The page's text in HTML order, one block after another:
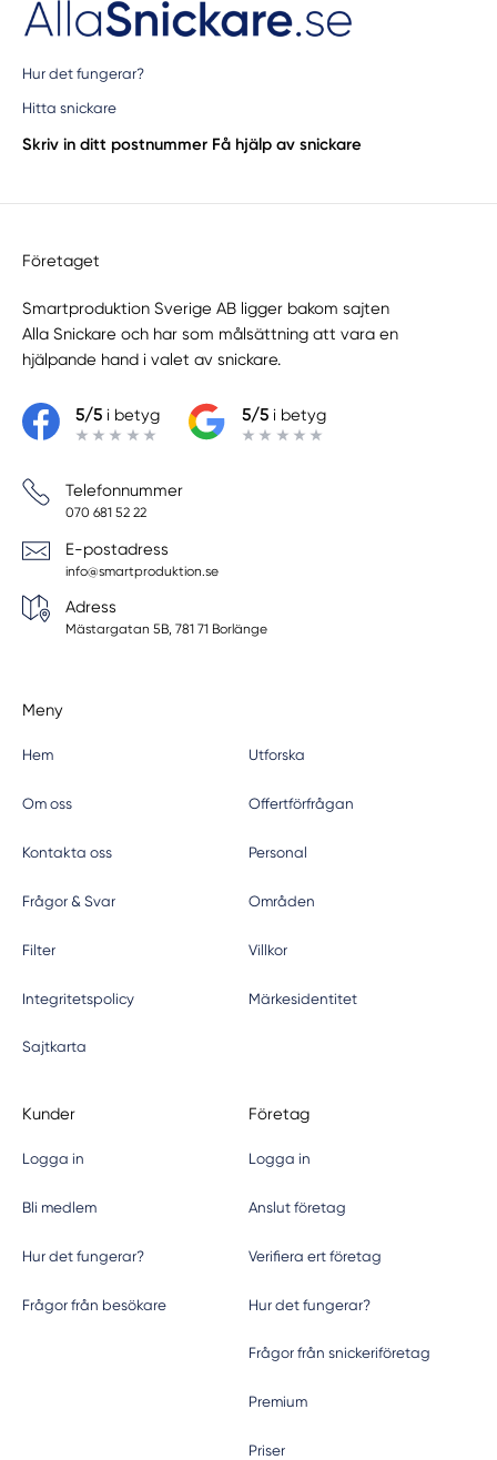
Hur det fungerar?
Hitta snickare
Skriv in ditt postnummer Få hjälp av snickare
Företaget
Smartproduktion Sverige AB ligger bakom sajten
Alla Snickare och har som målsättning att vara en
hjälpande hand i valet av snickare.
5/5i betyg 5/5i betyg
Telefonnummer
070 681 52 22
E-postadress
info@smartproduktion.se
Adress
Mästargatan 5B, 781 71 Borlänge
Meny
Hem Utforska
Om oss Offertförfrågan
Kontakta oss Personal
Frågor & Svar Områden
Filter Villkor
Integritetspolicy Märkesidentitet
Sajtkarta
Kunder
Logga in
Bli medlem
Hur det fungerar?
Frågor från besökare
Företag
Logga in
Anslut företag
Verifiera ert företag
Hur det fungerar?
Frågor från snickeriföretag
Premium
Priser